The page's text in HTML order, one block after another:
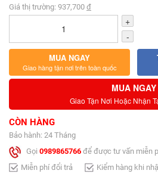
Giá thị trường: 937,700 đ
+
-
MUA NGAY
Giao hàng tận nơi trên toàn quốc
MUA NGAY
Giao Tận Nơi Hoặc Nhận
CÒN HÀNG
Bảo hành: 24 Tháng
Gọi 0989865766 để được tư vấn miễn
Miễn phí đổi trả
Kiểm hàng khi